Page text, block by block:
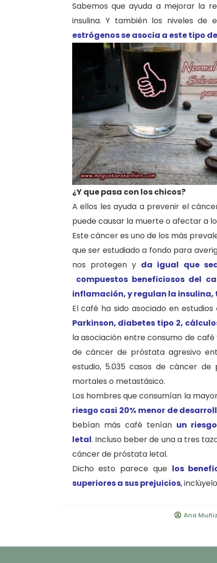
Sabemos que ayuda a mejorar la
insulina. Y también los niveles de
estrógenos se asocia a este tipo
¿Y que pasa con los chicos?
A ellos les ayuda a prevenir el
puede causar la muerte o afectar a
Este cáncer es uno de los más
que ser estudiado a fondo para
nos protegen y da igual que
compuestos beneficiosos del
inflamación, y regulan la insulina,
El café ha sido asociado en
Parkinson, diabetes tipo 2,
la asociación entre consumo de
de cáncer de próstata agresivo
estudio, 5.035 casos de cáncer
mortales o metastásico.
Los hombres que consumían la
riesgo casi 20% menor de
bebían más café tenían un
letal. Incluso beber de una a tres
cáncer de próstata letal.
Dicho esto parece que los
superiores a sus prejuicios,
Ana